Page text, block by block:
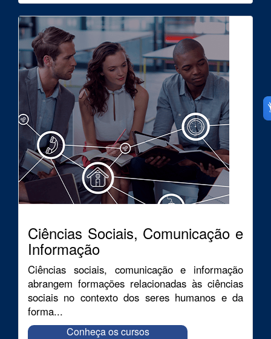
Ciências Sociais, Comunicação e
Informação
Ciências sociais, comunicação e informação
abrangem formações relacionadas às ciências
sociais no contexto dos seres humanos e da
forma...
Conheça os cursos